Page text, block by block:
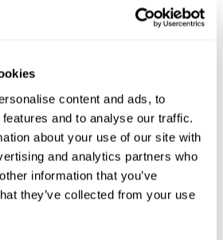
content and ads, to
and to analyse our traffic.
about your use of our site with
and analytics partners who
information that you’ve
they’ve collected from your use
كيف تحسّن اللعبة العقلية
مهاراتي المعرفية؟
إنّ استخدام الألعاب مثل "التزاحم" ينشّط
التنبيه المستمرّ لمهاراتنا المعرفية قد يساعد
العصبي الجديدة، وإعادة تنظيم الدوائر
التنفيذية. تنشّط اللعبة "التزاحم" القدرات
والإدراك البصري.
الأسبوع الأوّل الأسبوع الثاني